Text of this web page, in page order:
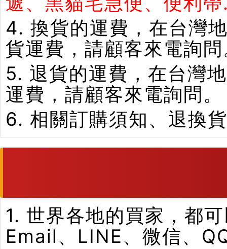
4. 換貨的運費，在台灣
貨運費，請顧客來電詢
5. 退貨的運費，在台灣
運費，請顧客來電詢問。
6. 相關訂購須知、退換
1. 世界各地的買家，都
Email、LINE、微信、